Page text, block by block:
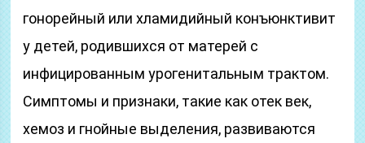
гонорейный или хламидийный конъюнктивит
у детей, родившихся от матерей с
инфицированным урогенитальным трактом.
Симптомы и признаки, такие как отек век,
хемоз и гнойные выделения, развиваются